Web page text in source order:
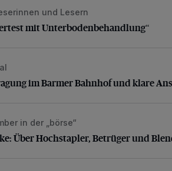
mit Unterbodenbehandlung“
und Lesern
mit Unterbodenbehandlung“
im Barmer Bahnhof und klare
im Barmer Bahnhof und klare
Über Hochstapler, Betrüger und
in der „börse“
Über Hochstapler, Betrüger und